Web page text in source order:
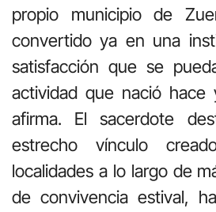
propio municipio de
convertido ya en una
satisfacción que se
actividad que nació hace
afirma. El sacerdote
estrecho vínculo
localidades a lo largo de
de convivencia estival,